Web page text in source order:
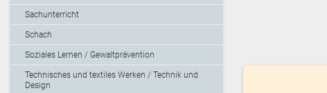
Sachunterricht
Schach
Soziales Lernen / Gewaltprävention
Technisches und textiles Werken / Technik und
Design